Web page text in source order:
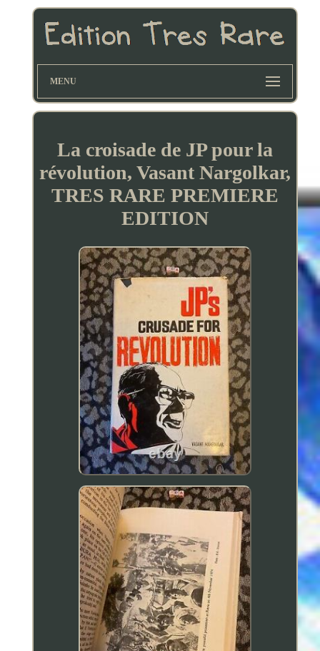
MENU
La croisade de JP pour la
révolution, Vasant Nargolkar,
TRES RARE PREMIERE
EDITION